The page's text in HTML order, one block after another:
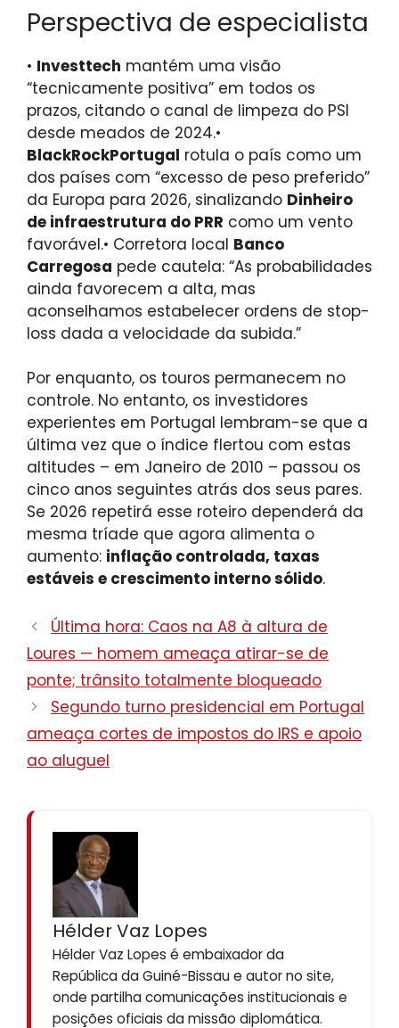
Perspectiva de especialista
• Investtech mantém uma visão
“tecnicamente positiva” em todos os
prazos, citando o canal de limpeza do PSI
desde meados de 2024.•
BlackRockPortugal rotula o país como um
dos países com “excesso de peso preferido”
da Europa para 2026, sinalizando Dinheiro
de infraestrutura do PRR como um vento
favorável.• Corretora local Banco
Carregosa pede cautela: “As probabilidades
ainda favorecem a alta, mas
aconselhamos estabelecer ordens de stop-
loss dada a velocidade da subida.”
Por enquanto, os touros permanecem no
controle. No entanto, os investidores
experientes em Portugal lembram-se que a
última vez que o índice flertou com estas
altitudes – em Janeiro de 2010 – passou os
cinco anos seguintes atrás dos seus pares.
Se 2026 repetirá esse roteiro dependerá da
mesma tríade que agora alimenta o
aumento: inflação controlada, taxas
estáveis ​​e crescimento interno sólido.
Última hora: Caos na A8 à altura de
Loures — homem ameaça atirar-se de
ponte; trânsito totalmente bloqueado
Segundo turno presidencial em Portugal
ameaça cortes de impostos do IRS e apoio
ao aluguel
Hélder Vaz Lopes
Hélder Vaz Lopes é embaixador da
República da Guiné-Bissau e autor no site,
onde partilha comunicações institucionais e
posições oficiais da missão diplomática.